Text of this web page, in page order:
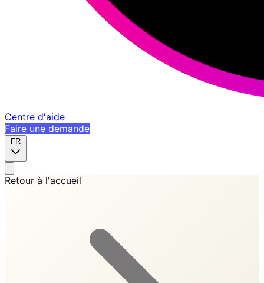
Centre d'aide
Faire une demande
FR
Retour à l'accueil